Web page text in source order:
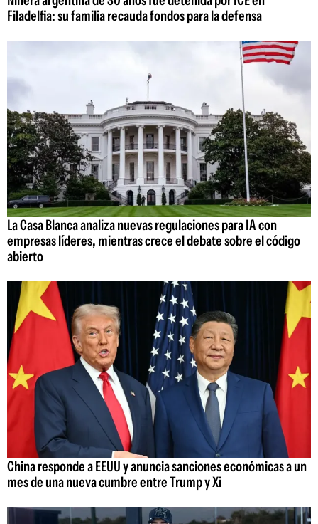
Filadelfia: su familia recauda fondos para la defensa
La Casa Blanca analiza nuevas regulaciones para IA con
empresas líderes, mientras crece el debate sobre el código
abierto
China responde a EEUU y anuncia sanciones económicas a un
mes de una nueva cumbre entre Trump y Xi